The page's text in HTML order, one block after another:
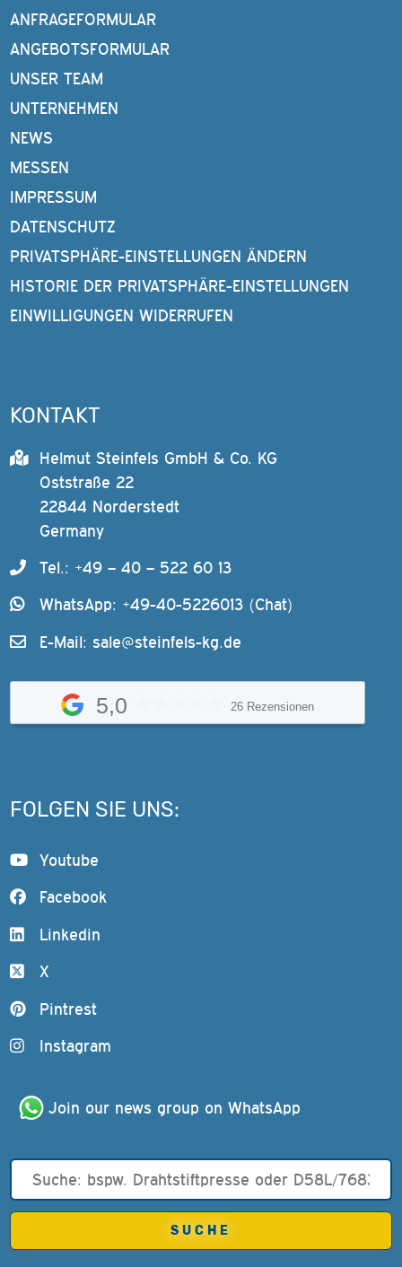
ANFRAGEFORMULAR
ANGEBOTSFORMULAR
UNSER TEAM
UNTERNEHMEN
NEWS
MESSEN
IMPRESSUM
DATENSCHUTZ
PRIVATSPHÄRE-EINSTELLUNGEN ÄNDERN
HISTORIE DER PRIVATSPHÄRE-EINSTELLUNGEN
EINWILLIGUNGEN WIDERRUFEN
KONTAKT
Helmut Steinfels GmbH & Co. KG
Oststraße 22
22844 Norderstedt
Germany
Tel.: +49 – 40 – 522 60 13
WhatsApp: +49-40-5226013 (Chat)
E-Mail: sale@steinfels-kg.de
5,0 26 Rezensionen
FOLGEN SIE UNS:
Youtube
Facebook
Linkedin
X
Pintrest
Instagram
Join our news group on WhatsApp